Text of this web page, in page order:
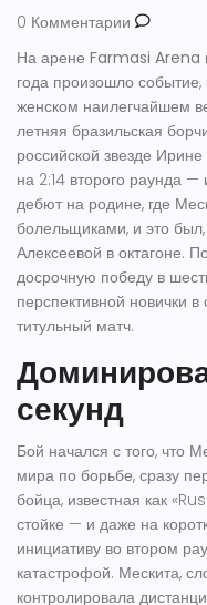
0 Комментарии
На арене Farmasi Arena
года произошло
женском наилегчайшем
летняя бразильская
российской звезде Ирине
на 2:14 второго раунда
дебют на родине, где
болельщиками, и это
Алексеевой в октагоне.
досрочную победу в
перспективной новички
титульный матч.
секунд
Бой начался с того, что
мира по борьбе, сразу
бойца, известная как
стойке — и даже на
инициативу во втором
катастрофой. Мескита,
контролировала